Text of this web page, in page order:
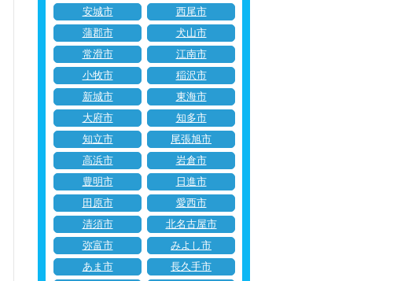
安城市
西尾市
蒲郡市
犬山市
常滑市
江南市
小牧市
稲沢市
新城市
東海市
大府市
知多市
知立市
尾張旭市
高浜市
岩倉市
豊明市
日進市
田原市
愛西市
清須市
北名古屋市
弥富市
みよし市
あま市
長久手市